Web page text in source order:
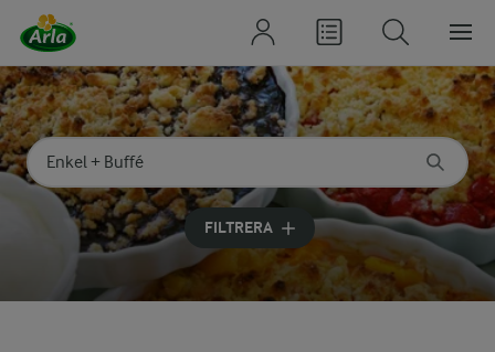
Sök på kategori eller ingrediens
Skriv in sökord för att få förslag
FILTRERA